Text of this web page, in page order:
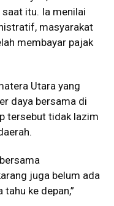
itu. Ia menilai
masyarakat
membayar pajak
Utara yang
daya bersama di
tersebut tidak lazim
juga belum ada
ke depan,”